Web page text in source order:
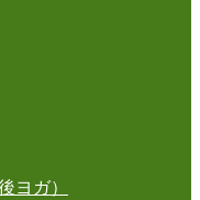
ヨガ）